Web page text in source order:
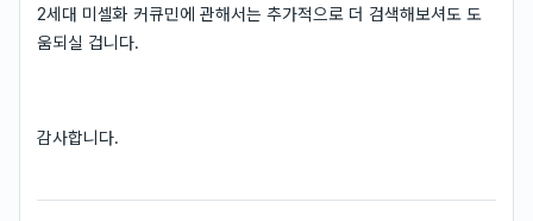
2세대 미셀화 커큐민에 관해서는 추가적으로 더 검색해보셔도 도
움되실 겁니다.
감사합니다.